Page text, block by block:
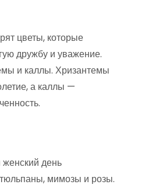
цветы, которые
дружбу и уважение.
и каллы. Хризантемы
а каллы —
день
мимозы и розы.